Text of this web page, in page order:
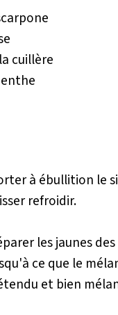
cuillère
à ébullition le
refroidir.
les jaunes
ce que le
et bien